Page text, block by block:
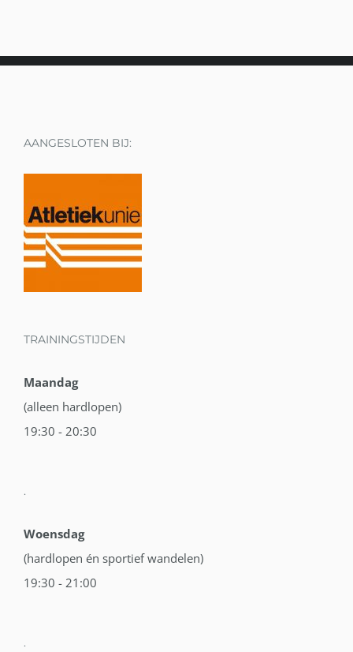
AANGESLOTEN BIJ:
TRAININGSTIJDEN
Maandag
(alleen hardlopen)
19:30 - 20:30
.
Woensdag
(hardlopen én sportief wandelen)
19:30 - 21:00
.